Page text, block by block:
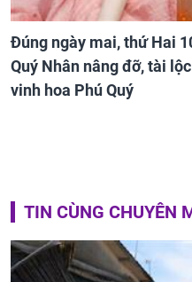
Đúng ngày mai, thứ Hai
Quý Nhân nâng đỡ, tài
vinh hoa Phú Quý
TIN CÙNG CHUYÊN